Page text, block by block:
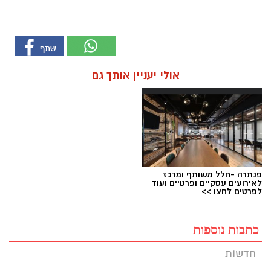
אולי יעניין אותך גם
פנתרה -חלל משותף ומרכז
לאירועים עסקיים ופרטיים ועוד
לפרטים לחצו >>
כתבות נוספות
חדשות